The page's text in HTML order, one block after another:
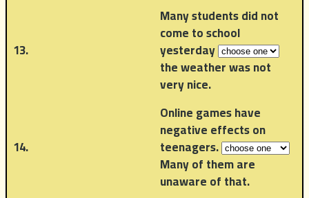
13.
Many students did not
come to school
yesterday
the weather was not
very nice.
14.
Online games have
negative effects on
teenagers.
Many of them are
unaware of that.